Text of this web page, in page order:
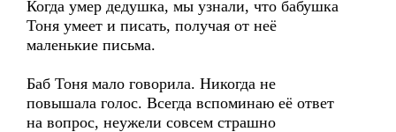
Когда умер дедушка, мы узнали, что бабушка
Тоня умеет и писать, получая от неё
маленькие письма.
Баб Тоня мало говорила. Никогда не
повышала голос. Всегда вспоминаю её ответ
на вопрос, неужели совсем страшно